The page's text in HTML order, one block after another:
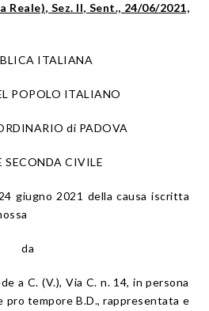
Reale), Sez. II, Sent., 24/06/2021,
ITALIANA
POPOLO ITALIANO
di PADOVA
SECONDA CIVILE
giugno 2021 della causa iscritta
da
a C. (V.), Via C. n. 14, in persona
pro tempore B.D., rappresentata e